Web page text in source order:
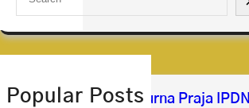
a
h
Popular Posts
Selamat & Sukses Purna Praja IPDN